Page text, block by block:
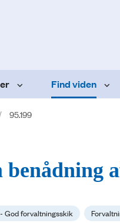
Find viden
95.199
benådning
God forvaltningsskik